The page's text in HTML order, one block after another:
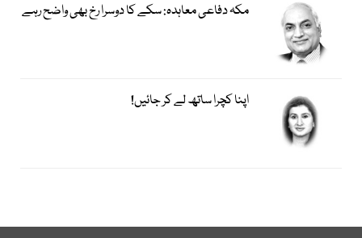
مکہ دفاعی معاہدہ: سکے کا دوسرا رخ بھی واضح رہے
اپنا کچرا ساتھ لے کر جائیں!